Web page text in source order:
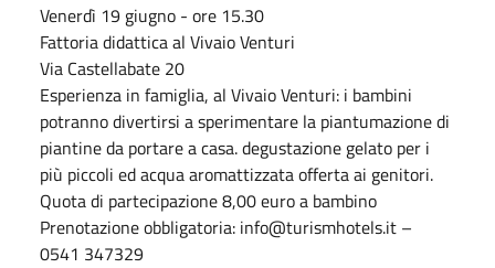
Venerdì 19 giugno - ore 15.30
Fattoria didattica al Vivaio Venturi
Via Castellabate 20
Esperienza in famiglia, al Vivaio Venturi: i bambini
potranno divertirsi a sperimentare la piantumazione di
piantine da portare a casa. degustazione gelato per i
più piccoli ed acqua aromattizzata offerta ai genitori.
Quota di partecipazione 8,00 euro a bambino
Prenotazione obbligatoria: info@turismhotels.it –
0541 347329